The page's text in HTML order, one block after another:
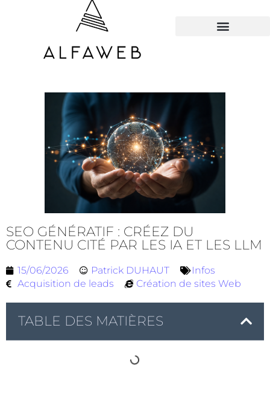
SEO GÉNÉRATIF : CRÉEZ DU
CONTENU CITÉ PAR LES IA ET LES LLM
15/06/2026 Patrick DUHAUT
Infos
Acquisition de leads
Création de sites Web
TABLE DES MATIÈRES